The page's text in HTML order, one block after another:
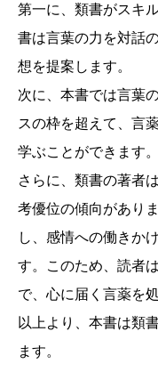
第一に、類書がスキ
書は言葉の力を対話
想を提案します。
次に、本書では言葉
スの枠を超えて、言
学ぶことができます。
さらに、類書の著者
考優位の傾向があり
し、感情への働きか
す。このため、読者
で、心に届く言薬を
以上より、本書は類
ます。